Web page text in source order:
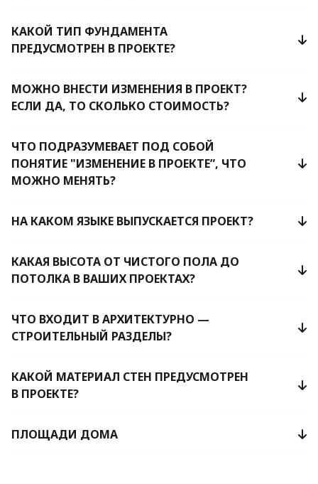
КАКОЙ ТИП ФУНДАМЕНТА
ПРЕДУСМОТРЕН В ПРОЕКТЕ?
МОЖНО ВНЕСТИ ИЗМЕНЕНИЯ В ПРОЕКТ?
ЕСЛИ ДА, ТО СКОЛЬКО СТОИМОСТЬ?
ЧТО ПОДРАЗУМЕВАЕТ ПОД СОБОЙ
ПОНЯТИЕ "ИЗМЕНЕНИЕ В ПРОЕКТЕ”, ЧТО
МОЖНО МЕНЯТЬ?
НА КАКОМ ЯЗЫКЕ ВЫПУСКАЕТСЯ ПРОЕКТ?
КАКАЯ ВЫСОТА ОТ ЧИСТОГО ПОЛА ДО
ПОТОЛКА В ВАШИХ ПРОЕКТАХ?
ЧТО ВХОДИТ В АРХИТЕКТУРНО —
СТРОИТЕЛЬНЫЙ РАЗДЕЛЫ?
КАКОЙ МАТЕРИАЛ СТЕН ПРЕДУСМОТРЕН
В ПРОЕКТЕ?
ПЛОЩАДИ ДОМА